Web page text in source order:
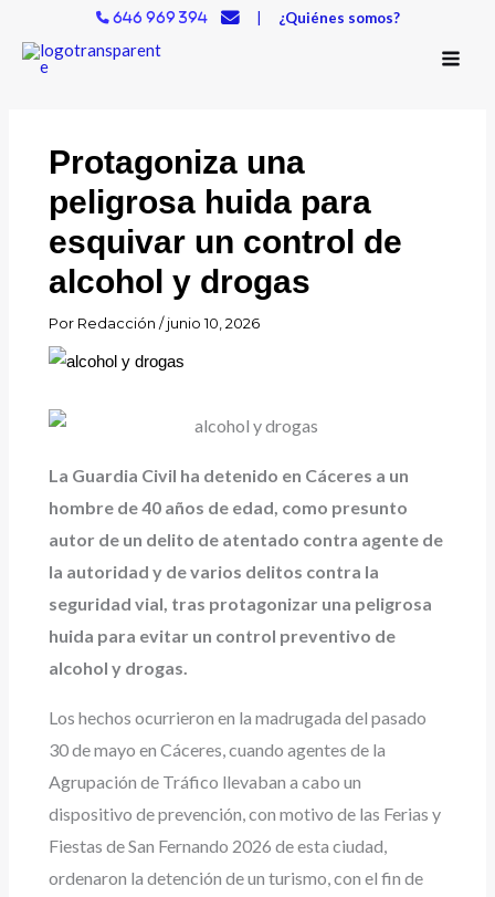
contenido
646 969 394 | ¿Quiénes somos?
Protagoniza una
peligrosa huida para
esquivar un control de
alcohol y drogas
Por Redacción/junio 10, 2026
La Guardia Civil ha detenido en Cáceres a un
hombre de 40 años de edad, como presunto
autor de un delito de atentado contra agente de
la autoridad y de varios delitos contra la
seguridad vial, tras protagonizar una peligrosa
huida para evitar un control preventivo de
alcohol y drogas.
Los hechos ocurrieron en la madrugada del pasado
30 de mayo en Cáceres, cuando agentes de la
Agrupación de Tráfico llevaban a cabo un
dispositivo de prevención, con motivo de las Ferias y
Fiestas de San Fernando 2026 de esta ciudad,
ordenaron la detención de un turismo, con el fin de